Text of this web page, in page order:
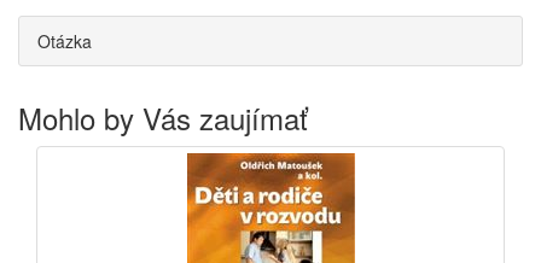
Otázka
Mohlo by Vás zaujímať